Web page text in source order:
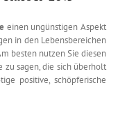
einen ungünstigen Aspekt
in den Lebensbereichen
besten nutzen Sie diesen
zu sagen, die sich überholt
positive, schöpferische